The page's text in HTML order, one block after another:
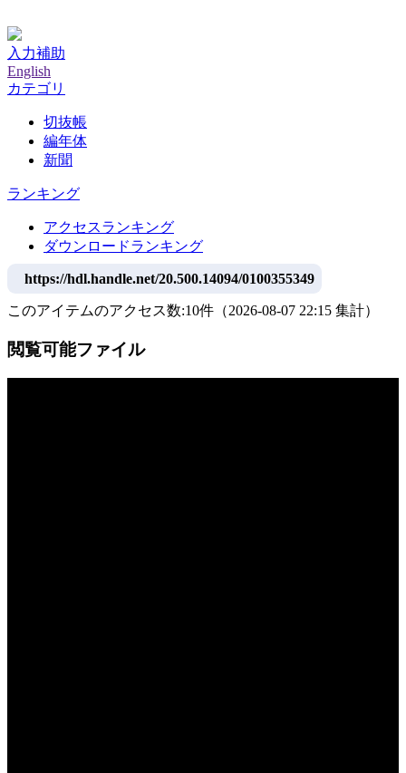
入力補助
English
カテゴリ
切抜帳
編年体
新聞
ランキング
アクセスランキング
ダウンロードランキング
https://hdl.handle.net/20.500.14094/0100355349
このアイテムのアクセス数:10件 （2026-08-07 22:15 集計）
閲覧可能ファイル